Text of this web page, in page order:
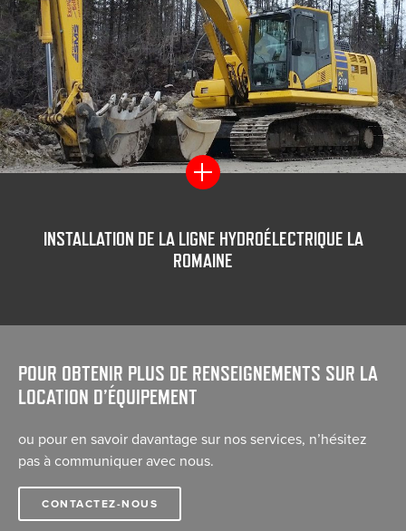
INSTALLATION DE LA LIGNE HYDROÉLECTRIQUE LA
ROMAINE
POUR OBTENIR PLUS DE RENSEIGNEMENTS SUR LA
LOCATION D’ÉQUIPEMENT
ou pour en savoir davantage sur nos services, n’hésitez
pas à communiquer avec nous.
CONTACTEZ-NOUS